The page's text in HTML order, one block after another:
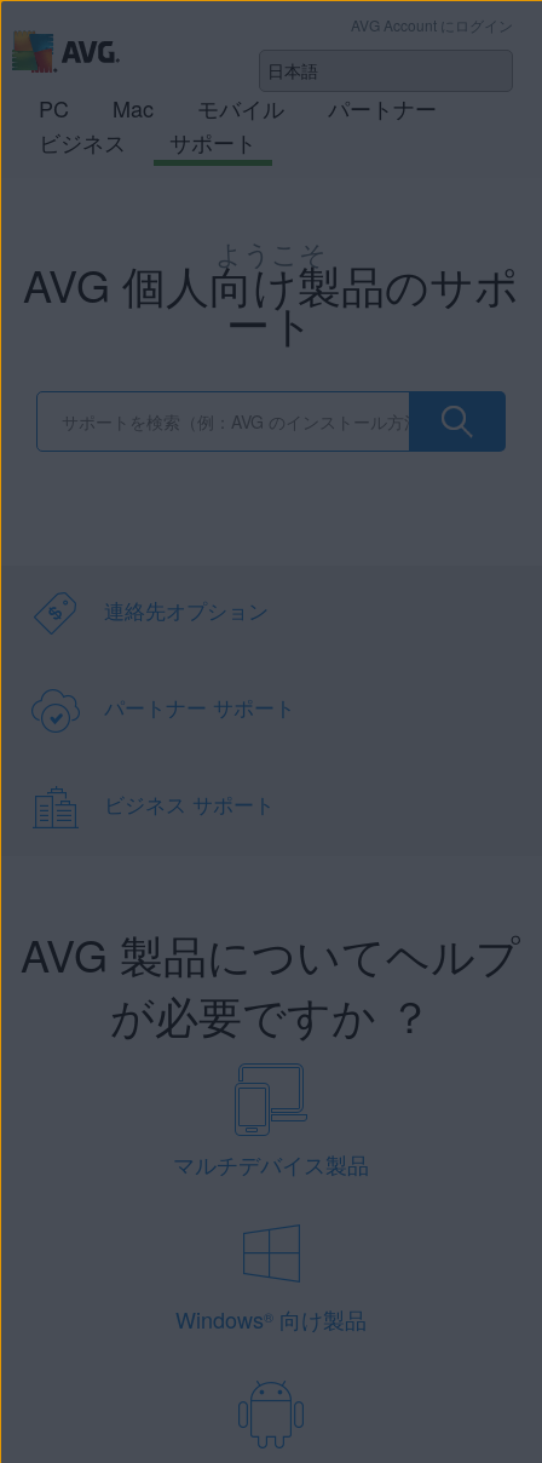
AVG Account にログイン
PC Mac モバイル
パートナー
ビジネス
サポート
ようこそ
AVG 個人向け製品のサポ
ート
連絡先オプション
パートナー サポート
ビジネス サポート
AVG 製品についてヘルプ
が必要ですか ？
マルチデバイス製品
Windows®向け製品